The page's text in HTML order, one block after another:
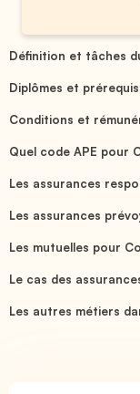
Définition et tâches
Diplômes et
Conditions et
Quel code APE pour
Les assurances
Les assurances
Les mutuelles pour
Le cas des
Les autres métiers